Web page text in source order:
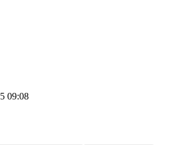
09:08